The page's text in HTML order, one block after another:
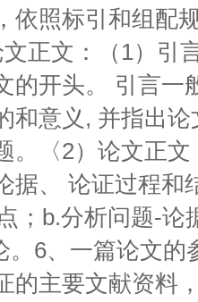
依照标引和组配
正文：（1）引
的开头。 引言一
和意义, 并指出
。〈2）论文正
据、 论证过程和
；b.分析问题-论
。6、一篇论文的
的主要文献资料